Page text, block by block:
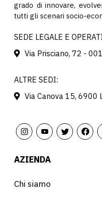
grado di innovare,
tutti gli scenari socio-
SEDE LEGALE E
Via Prisciano, 72 -
ALTRE SEDI:
Via Canova 15, 6900
AZIENDA
Chi siamo